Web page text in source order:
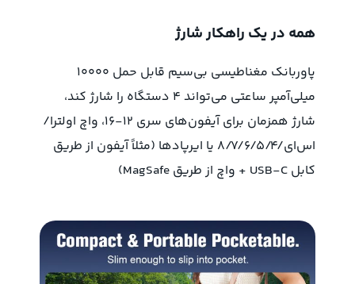
همه در یک راهکار شارژ
پاوربانک مغناطیسی بی‌سیم قابل حمل ۱۰۰۰۰
میلی‌آمپر ساعتی می‌تواند ۴ دستگاه را شارژ کند،
شارژ همزمان برای آیفون‌های سری ۱۲-۱۶، واچ اولترا/
اس‌ای/۸/۷/۶/۵/۴ یا ایرپادها (مثلاً آیفون از طریق
کابل USB-C + واچ از طریق MagSafe)